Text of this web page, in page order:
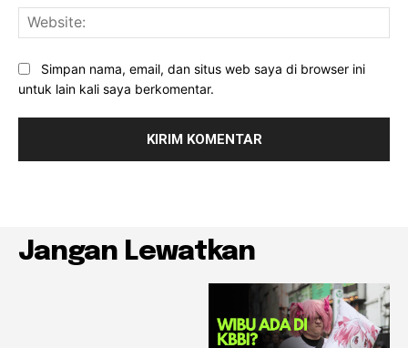
Simpan nama, email, dan situs web saya di browser ini
untuk lain kali saya berkomentar.
Jangan Lewatkan